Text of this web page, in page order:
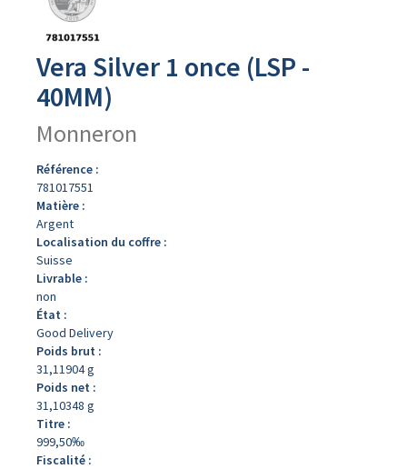
produit
Vera Silver 1 once (LSP -
40MM)
Monneron
Référence :
781017551
Matière :
Argent
Localisation du coffre :
Suisse
Livrable :
non
État :
Good Delivery
Poids brut :
31,11904 g
Poids net :
31,10348 g
Titre :
999,50‰
Fiscalité :